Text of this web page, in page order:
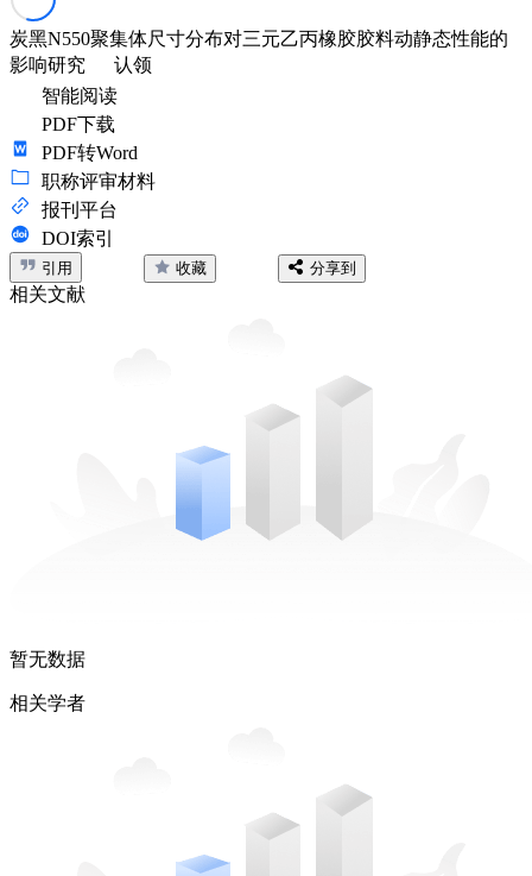
炭黑N550聚集体尺寸分布对三元乙丙橡胶胶料动静态性能的
影响研究
认领
智能阅读
PDF下载
PDF转Word
职称评审材料
报刊平台
DOI索引
引用 收藏 分享到
相关文献
暂无数据
相关学者